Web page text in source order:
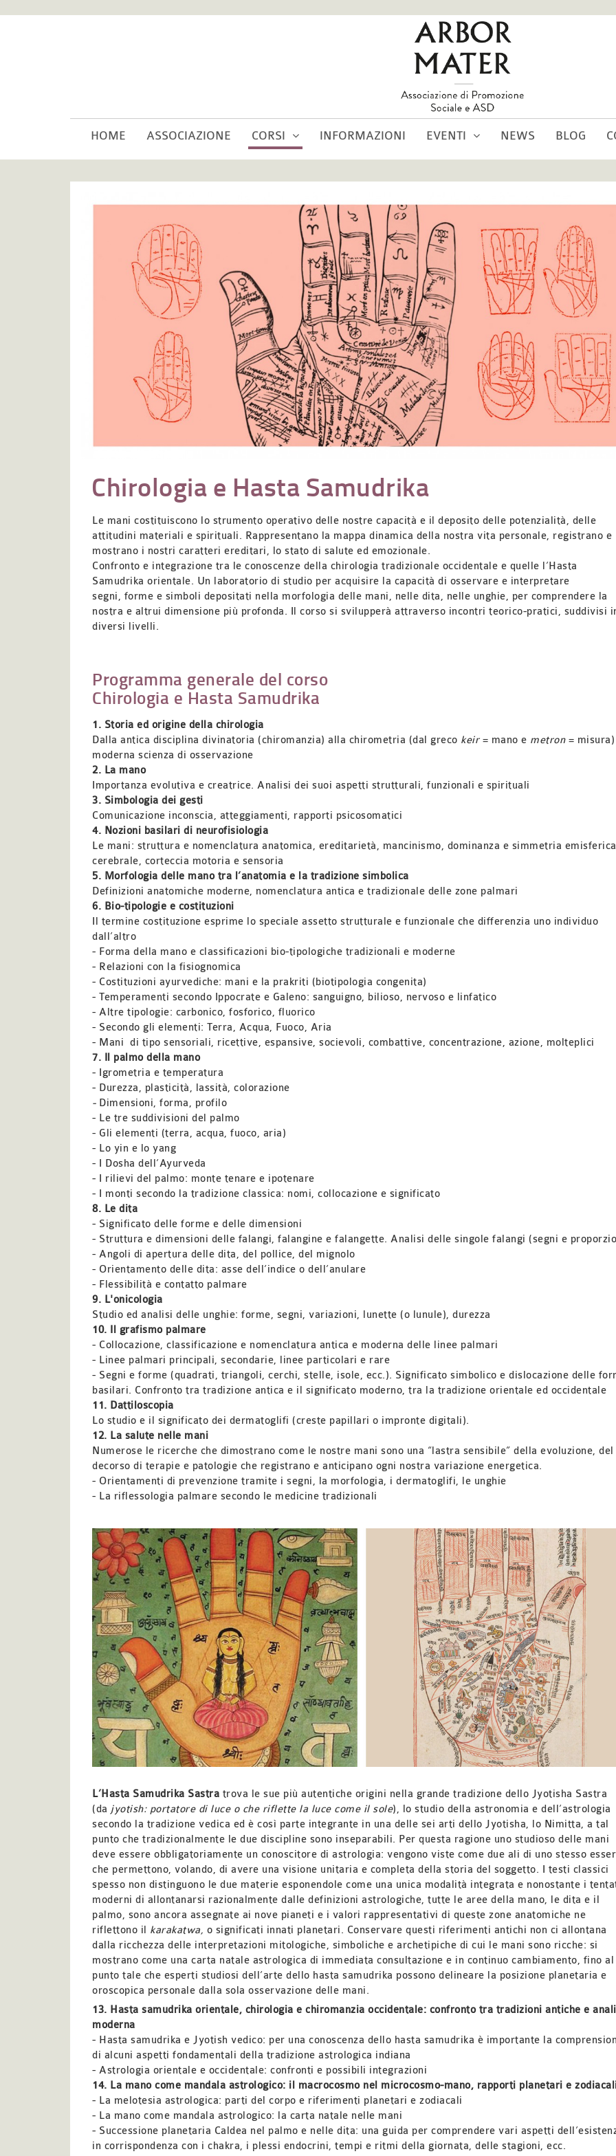
HOME ASSOCIAZIONE CORSI INFORMAZIONI EVENTI NEWS BLOG
Chirologia e Hasta Samudrika
Le mani costituiscono lo strumento operativo delle nostre capacità e il deposito delle potenzialità, delle
attitudini materiali e spirituali. Rappresentano la mappa dinamica della nostra vita personale, registrano e
mostrano i nostri caratteri ereditari, lo stato di salute ed emozionale.
Confronto e integrazione tra le conoscenze della chirologia tradizionale occidentale e quelle l’Hasta
Samudrika orientale. Un laboratorio di studio per acquisire la capacità di osservare e interpretare
segni, forme e simboli depositati nella morfologia delle mani, nelle dita, nelle unghie, per comprendere la
nostra e altrui dimensione più profonda. Il corso si svilupperà attraverso incontri teorico-pratici, suddivisi
diversi livelli.
Programma generale del corso
Chirologia e Hasta Samudrika
1. Storia ed origine della chirologia
Dalla antica disciplina divinatoria (chiromanzia) alla chirometria (dal greco keir = mano e metron = misura)
moderna scienza di osservazione
2. La mano
Importanza evolutiva e creatrice. Analisi dei suoi aspetti strutturali, funzionali e spirituali
3. Simbologia dei gesti
Comunicazione inconscia, atteggiamenti, rapporti psicosomatici
4. Nozioni basilari di neurofisiologia
Le mani: struttura e nomenclatura anatomica, ereditarietà, mancinismo, dominanza e simmetria emisferica
cerebrale, corteccia motoria e sensoria
5. Morfologia delle mano tra l’anatomia e la tradizione simbolica
Definizioni anatomiche moderne, nomenclatura antica e tradizionale delle zone palmari
6. Bio-tipologie e costituzioni
Il termine costituzione esprime lo speciale assetto strutturale e funzionale che differenzia uno individuo
dall’altro
- Forma della mano e classificazioni bio-tipologiche tradizionali e moderne
- Relazioni con la fisiognomica
- Costituzioni ayurvediche: mani e la prakriti (biotipologia congenita)
- Temperamenti secondo Ippocrate e Galeno: sanguigno, bilioso, nervoso e linfatico
- Altre tipologie: carbonico, fosforico, fluorico
- Secondo gli elementi: Terra, Acqua, Fuoco, Aria
- Mani di tipo sensoriali, ricettive, espansive, socievoli, combattive, concentrazione, azione, molteplici
7. Il palmo della mano
- Igrometria e temperatura
- Durezza, plasticità, lassità, colorazione
- Dimensioni, forma, profilo
- Le tre suddivisioni del palmo
- Gli elementi (terra, acqua, fuoco, aria)
- Lo yin e lo yang
- I Dosha dell’Ayurveda
- I rilievi del palmo: monte tenare e ipotenare
- I monti secondo la tradizione classica: nomi, collocazione e significato
8. Le dita
- Significato delle forme e delle dimensioni
- Struttura e dimensioni delle falangi, falangine e falangette. Analisi delle singole falangi (segni e
- Angoli di apertura delle dita, del pollice, del mignolo
- Orientamento delle dita: asse dell’indice o dell’anulare
- Flessibilità e contatto palmare
9. L'onicologia
Studio ed analisi delle unghie: forme, segni, variazioni, lunette (o lunule), durezza
10. Il grafismo palmare
- Collocazione, classificazione e nomenclatura antica e moderna delle linee palmari
- Linee palmari principali, secondarie, linee particolari e rare
- Segni e forme (quadrati, triangoli, cerchi, stelle, isole, ecc.). Significato simbolico e dislocazione delle
basilari. Confronto tra tradizione antica e il significato moderno, tra la tradizione orientale ed occidentale
11. Dattiloscopia
Lo studio e il significato dei dermatoglifi (creste papillari o impronte digitali).
12. La salute nelle mani
Numerose le ricerche che dimostrano come le nostre mani sono una “lastra sensibile” della evoluzione, del
decorso di terapie e patologie che registrano e anticipano ogni nostra variazione energetica.
- Orientamenti di prevenzione tramite i segni, la morfologia, i dermatoglifi, le unghie
- La riflessologia palmare secondo le medicine tradizionali
L’Hasta Samudrika Sastra trova le sue più autentiche origini nella grande tradizione dello Jyotisha Sastra
(da jyotish: portatore di luce o che riflette la luce come il sole), lo studio della astronomia e dell’astrologia
secondo la tradizione vedica ed è così parte integrante in una delle sei arti dello Jyotisha, lo Nimitta, a tal
punto che tradizionalmente le due discipline sono inseparabili. Per questa ragione uno studioso delle mani
deve essere obbligatoriamente un conoscitore di astrologia: vengono viste come due ali di uno stesso
che permettono, volando, di avere una visione unitaria e completa della storia del soggetto. I testi classici
spesso non distinguono le due materie esponendole come una unica modalità integrata e nonostante i
moderni di allontanarsi razionalmente dalle definizioni astrologiche, tutte le aree della mano, le dita e il
palmo, sono ancora assegnate ai nove pianeti e i valori rappresentativi di queste zone anatomiche ne
riflettono il karakatwa, o significati innati planetari. Conservare questi riferimenti antichi non ci allontana
dalla ricchezza delle interpretazioni mitologiche, simboliche e archetipiche di cui le mani sono ricche: si
mostrano come una carta natale astrologica di immediata consultazione e in continuo cambiamento, fino al
punto tale che esperti studiosi dell’arte dello hasta samudrika possono delineare la posizione planetaria e
oroscopica personale dalla sola osservazione delle mani.
13. Hasta samudrika orientale, chirologia e chiromanzia occidentale: confronto tra tradizioni antiche e
moderna
- Hasta samudrika e Jyotish vedico: per una conoscenza dello hasta samudrika è importante la
di alcuni aspetti fondamentali della tradizione astrologica indiana
- Astrologia orientale e occidentale: confronti e possibili integrazioni
14. La mano come mandala astrologico: il macrocosmo nel microcosmo-mano, rapporti planetari e
- La melotesia astrologica: parti del corpo e riferimenti planetari e zodiacali
- La mano come mandala astrologico: la carta natale nelle mani
- Successione planetaria Caldea nel palmo e nelle dita: una guida per comprendere vari aspetti
in corrispondenza con i chakra, i plessi endocrini, tempi e ritmi della giornata, delle stagioni, ecc.